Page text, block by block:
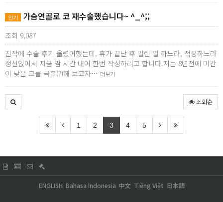
인기 가슴연골로 코 재수술했습니다~ ^_^;;
조회 9,087
진작에 수술 후기 올렸어했는데, 휴가 끝난 후 밀린 일 하느라, 적응하느라
정신없어서 지금 짬 시간 내어 한번 작성하려고 합니다.저는 8년전에 미간
이 낮은 코를 극복(?)해 보고자… 더보기
조회순
1 2 3 4 5
日本語
Tiếng Việt
中文
Bahasa Indonesia
ENGLISH